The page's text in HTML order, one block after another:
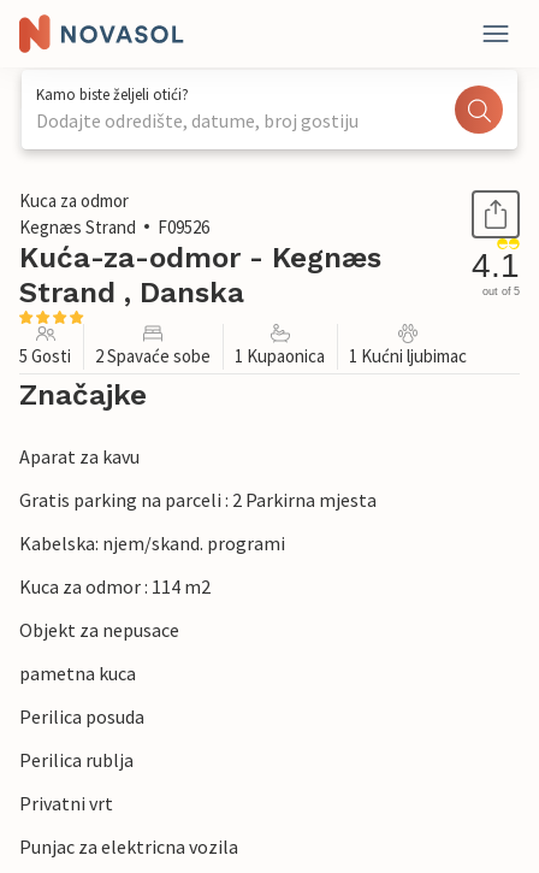
Kamo biste željeli otići?
Dodajte odredište, datume, broj gostiju
1 / 23
Kuca za odmor
Kegnæs Strand
F09526
Kuća-za-odmor - Kegnæs
Strand , Danska
4.1
out of 5
5 Gosti 2 Spavaće sobe 1 Kupaonica 1 Kućni ljubimac
Značajke
Aparat za kavu
Gratis parking na parceli : 2 Parkirna mjesta
Kabelska: njem/skand. programi
Kuca za odmor : 114 m2
Objekt za nepusace
pametna kuca
Perilica posuda
Perilica rublja
Privatni vrt
Punjac za elektricna vozila